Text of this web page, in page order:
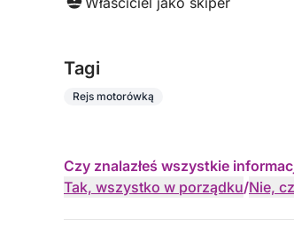
Tagi
Rejs motorówką
Czy znalazłeś wszystkie
Tak, wszystko w porządku/Nie,